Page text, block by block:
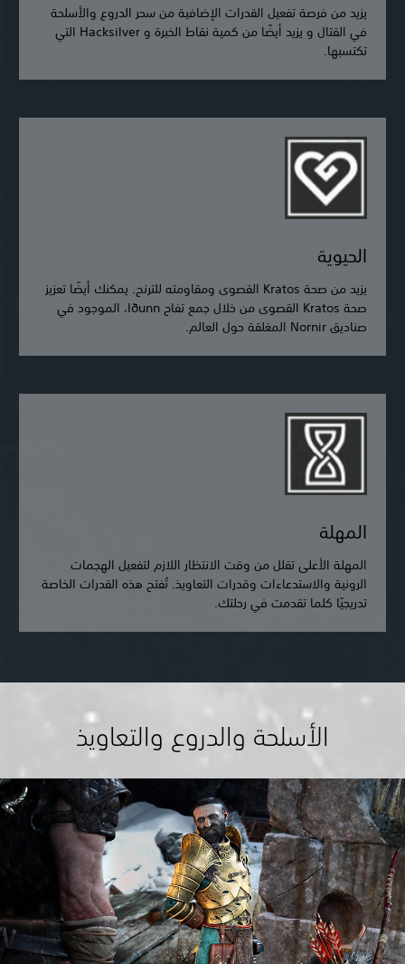
يزيد من فرصة تفعيل القدرات الإضافية من سحر الدروع والأسلحة
في القتال و يزيد أيضًا من كمية نقاط الخبرة و Hacksilver التي
تكتسبها.
الحيوية
يزيد من صحة Kratos القصوى ومقاومته للترنح. يمكنك أيضًا تعزيز
صحة Kratos القصوى من خلال جمع تفاح Iðunn، الموجود في
صناديق Nornir المغلقة حول العالم.
المهلة
المهلة الأعلى تقلل من وقت الانتظار اللازم لتفعيل الهجمات
الرونية والاستدعاءات وقدرات التعاويذ. تُفتح هذه القدرات الخاصة
تدريجيًا كلما تقدمت في رحلتك.
الأسلحة والدروع والتعاويذ